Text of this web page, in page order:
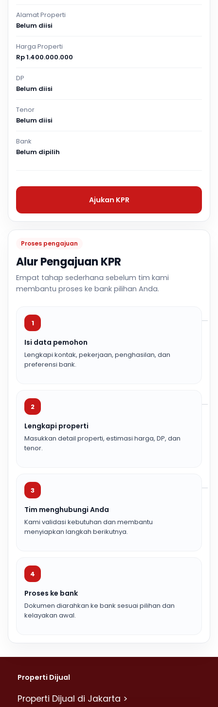
Proses pengajuan
Alur Pengajuan KPR
Empat tahap sederhana sebelum tim kami
membantu proses ke bank pilihan Anda.
1
Isi data pemohon
Lengkapi kontak, pekerjaan, penghasilan, dan
preferensi bank.
2
Lengkapi properti
Masukkan detail properti, estimasi harga, DP, dan
tenor.
3
Tim menghubungi Anda
Kami validasi kebutuhan dan membantu
menyiapkan langkah berikutnya.
4
Proses ke bank
Dokumen diarahkan ke bank sesuai pilihan dan
kelayakan awal.
Alamat Properti
Belum diisi
Harga Properti
Rp 1.400.000.000
DP
Belum diisi
Tenor
Belum diisi
Bank
Belum dipilih
Ajukan KPR
Properti Dijual
Properti Dijual di Jakarta >